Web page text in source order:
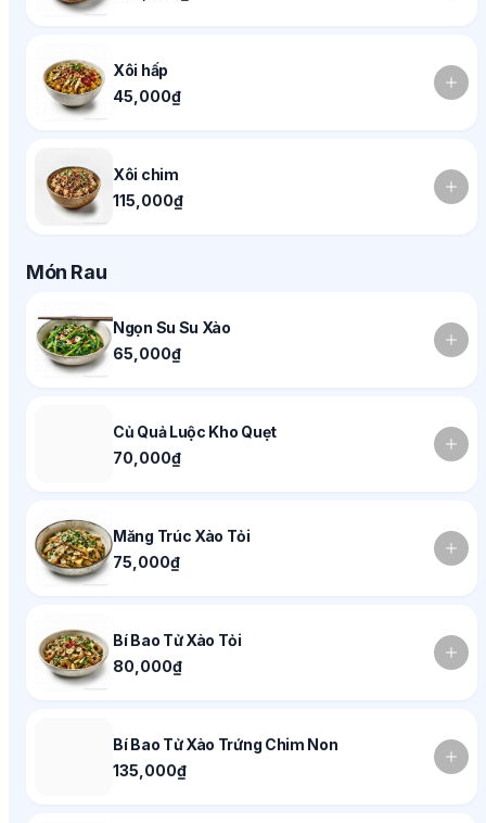
Xôi hấp
45,000₫
Xôi chim
115,000₫
Món Rau
Ngọn Su Su Xào
65,000₫
Củ Quả Luộc Kho Quẹt
70,000₫
Măng Trúc Xào Tỏi
75,000₫
Bí Bao Tử Xào Tỏi
80,000₫
Bí Bao Tử Xào Trứng Chim Non
135,000₫